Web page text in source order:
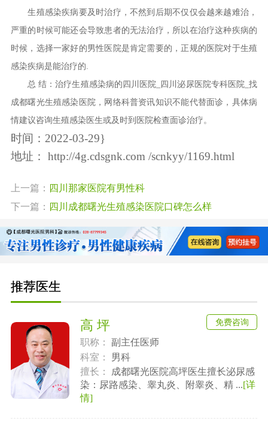
生殖感染疾病要及时治疗，不然到后期不仅仅会越来越难治，
严重的时候可能还会导致患者的无法治疗，所以在治疗这种疾病的
时候，选择一家好的男性医院是肯定需要的，正规的医院对于生殖
感染疾病是能治疗的.
总 结：治疗生殖感染病的四川医院_四川泌尿医院专科医院_找
成都曙光生殖感染医院，网络科普资讯知识不能代替面诊，具体病
情建议咨询生殖感染医生或及时到医院检查面诊治疗。
时间：2022-03-29}
地址：
http://4g.cdsgnk.com /scnkyy/1169.html
上一篇： 四川那家医院有男性科
下一篇： 四川成都曙光生殖感染医院口碑怎么样
推荐医生
高 坪
职称：
副主任医师
科室：
男科
擅长：
成都曙光医院高坪医生擅长泌尿感
染：尿路感染、睾丸炎、附睾炎、精 ...[详
情]
免费咨询